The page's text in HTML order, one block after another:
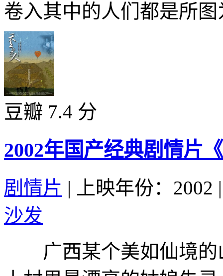
卷入其中的人们都是所
豆瓣 7.4 分
2002年国产经典剧情片
剧情片 | 上映年份：2002 |
沙发
广西某个美如仙境的